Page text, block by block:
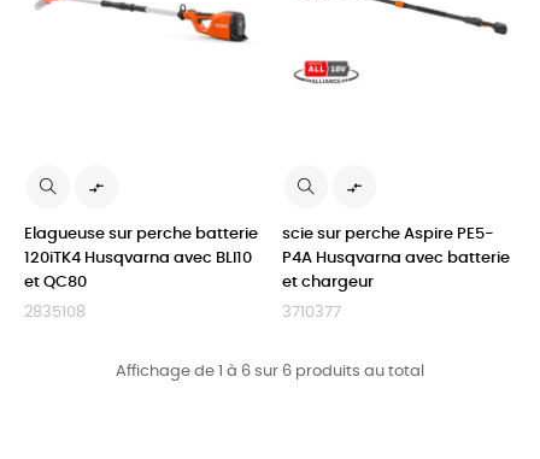

Elagueuse sur perche batterie
120iTK4 Husqvarna avec BLI10
et QC80
2835108

scie sur perche Aspire PE5-
P4A Husqvarna avec batterie
et chargeur
3710377
Affichage de 1 à 6 sur 6 produits au total